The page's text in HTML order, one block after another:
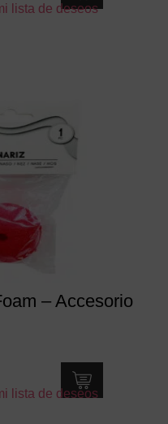
producto
se
pueden
elegir
la
página
producto
lista de deseos
– Accesorio
lista de deseos